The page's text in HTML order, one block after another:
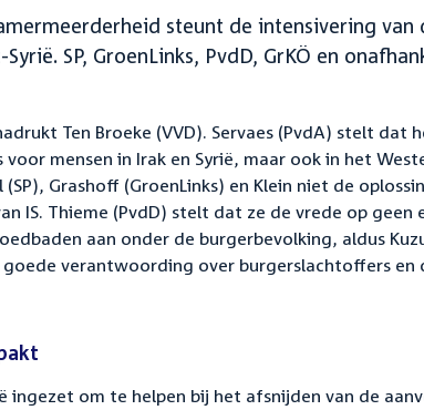
steunt de intensivering
SP, GroenLinks, PvdD, GrKÖ en
Ten Broeke (VVD). Servaes (PvdA) stelt dat
mensen in Irak en Syrië, maar ook in het
Grashoff (GroenLinks) en Klein niet de
IS. Thieme (PvdD) stelt dat ze de vrede op geen
aan onder de burgerbevolking, aldus
verantwoording over burgerslachtoffers en
ingezet om te helpen bij het afsnijden van de